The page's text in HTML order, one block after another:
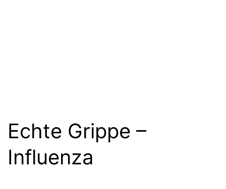
Echte Grippe –
Influenza